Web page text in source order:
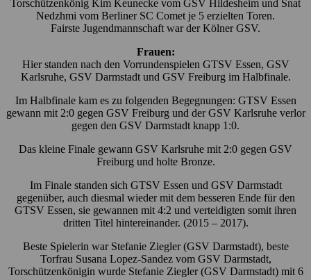
Torschützenkönig Kim Keunecke vom GSV Hildesheim und Snat
Nedzhmi vom Berliner SC Comet je 5 erzielten Toren.
Fairste Jugendmannschaft war der Kölner GSV.
Frauen:
Hier standen nach den Vorrundenspielen GTSV Essen, GSV
Karlsruhe, GSV Darmstadt und GSV Freiburg im Halbfinale.
Im Halbfinale kam es zu folgenden Begegnungen: GTSV Essen
gewann mit 2:0 gegen GSV Freiburg und der GSV Karlsruhe verlor
gegen den GSV Darmstadt knapp 1:0.
Das kleine Finale gewann GSV Karlsruhe mit 2:0 gegen GSV
Freiburg und holte Bronze.
Im Finale standen sich GTSV Essen und GSV Darmstadt
gegenüber, auch diesmal wieder mit dem besseren Ende für den
GTSV Essen, sie gewannen mit 4:2 und verteidigten somit ihren
dritten Titel hintereinander. (2015 – 2017).
Beste Spielerin war Stefanie Ziegler (GSV Darmstadt), beste
Torfrau Susana Lopez-Sandez vom GSV Darmstadt,
Torschützenkönigin wurde Stefanie Ziegler (GSV Darmstadt) mit 6